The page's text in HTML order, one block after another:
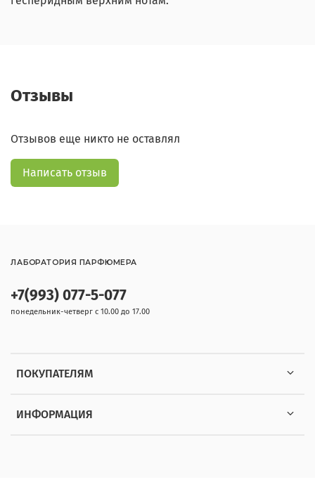
Отзывы
Отзывов еще никто не оставлял
Написать отзыв
ПОКУПАТЕЛЯМ
ИНФОРМАЦИЯ
+7(993) 077-5-077
понедельник-четверг с 10.00 до 17.00
ЛАБОРАТОРИЯ ПАРФЮМЕРА